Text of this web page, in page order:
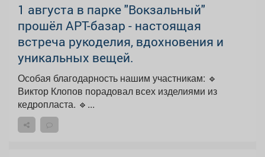
1 августа в парке "Вокзальный"
прошёл АРТ-базар - настоящая
встреча рукоделия, вдохновения и
уникальных вещей.
Особая благодарность нашим участникам: 🔹
Виктор Клопов порадовал всех изделиями из
кедропласта. 🔹...